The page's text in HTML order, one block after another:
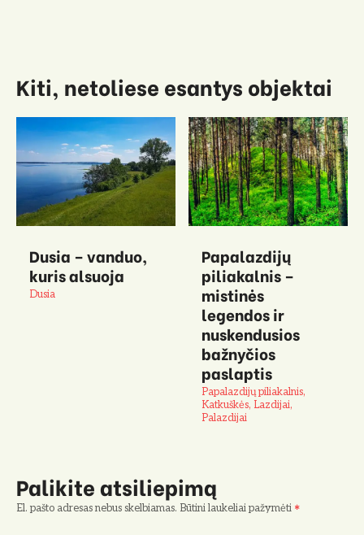
Kiti, netoliese esantys objektai
Dusia – vanduo,
kuris alsuoja
Dusia
Papalazdijų
piliakalnis –
mistinės
legendos ir
nuskendusios
bažnyčios
paslaptis
Papalazdijų piliakalnis,
Katkuškės, Lazdijai,
Palazdijai
Palikite atsiliepimą
El. pašto adresas nebus skelbiamas. Būtini laukeliai pažymėti